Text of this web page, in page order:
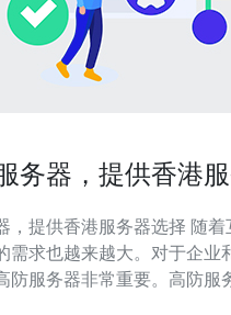
务器，提供香港
香港服务器选择 随着互联网的快速
需求也越来越大。对于企业
防服务器非常重要。高防服